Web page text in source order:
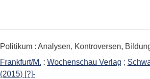
Politikum : Analysen, Kontroversen,
Frankfurt/M. : Wochenschau Verlag ;
(2015) [?]-